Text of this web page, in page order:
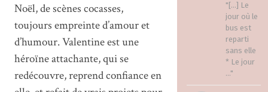
"[…] Le
jour où le
bus est
reparti
sans elle
* Le jour
..."
Noël, de scènes cocasses,
toujours empreinte d’amour et
d’humour. Valentine est une
héroïne attachante, qui se
redécouvre, reprend confiance en